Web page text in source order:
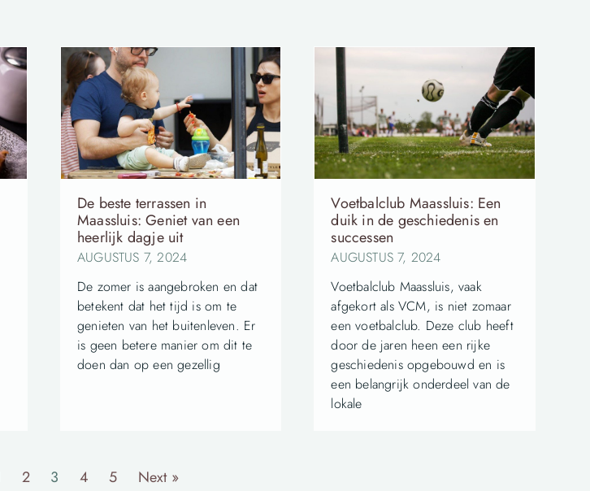
De beste terrassen in
Maassluis: Geniet van een
heerlijk dagje uit
AUGUSTUS 7, 2024
De zomer is aangebroken en dat
betekent dat het tijd is om te
genieten van het buitenleven. Er
is geen betere manier om dit te
doen dan op een gezellig
Voetbalclub Maassluis: Een
duik in de geschiedenis en
successen
AUGUSTUS 7, 2024
Voetbalclub Maassluis, vaak
afgekort als VCM, is niet zomaar
een voetbalclub. Deze club heeft
door de jaren heen een rijke
geschiedenis opgebouwd en is
een belangrijk onderdeel van de
lokale
2 3 4 5 Next »